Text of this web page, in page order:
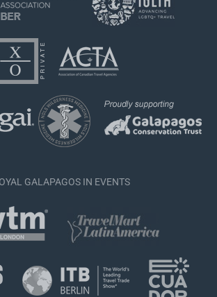
GALAPAGOS IN EVENTS